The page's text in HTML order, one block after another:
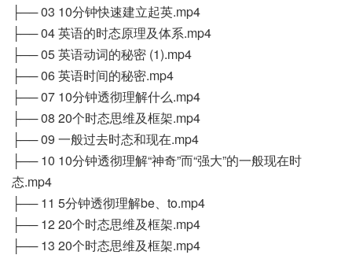
├── 03 10分钟快速建立起英.mp4
├── 04 英语的时态原理及体系.mp4
├── 05 英语动词的秘密 (1).mp4
├── 06 英语时间的秘密.mp4
├── 07 10分钟透彻理解什么.mp4
├── 08 20个时态思维及框架.mp4
├── 09 一般过去时态和现在.mp4
├── 10 10分钟透彻理解“神奇”而“强大”的一般现在时
态.mp4
├── 11 5分钟透彻理解be、to.mp4
├── 12 20个时态思维及框架.mp4
├── 13 20个时态思维及框架.mp4